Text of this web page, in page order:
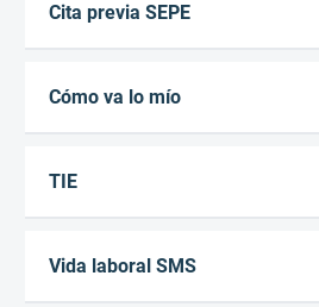
Cita previa SEPE
Cómo va lo mío
TIE
Vida laboral SMS